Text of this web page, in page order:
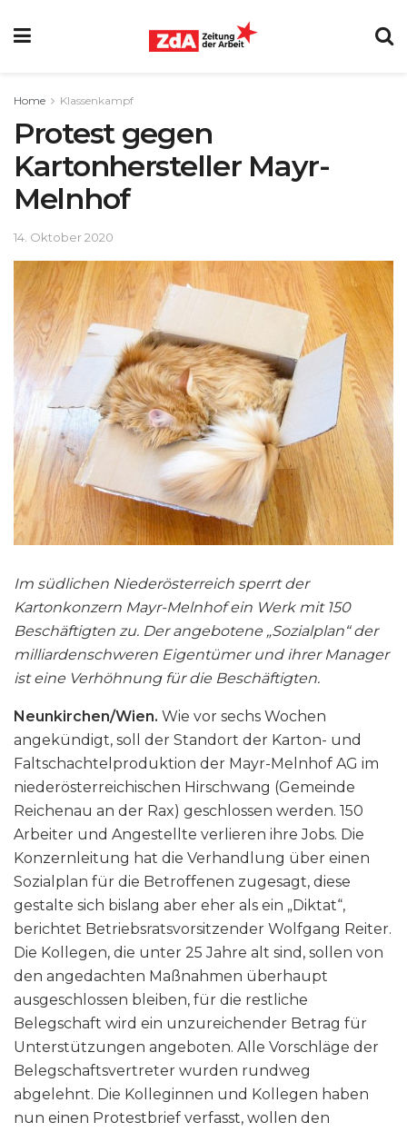
Home Klassenkampf
Protest gegen
Kartonhersteller Mayr-
Melnhof
14. Oktober 2020
Im südlichen Niederösterreich sperrt der
Kartonkonzern Mayr-Melnhof ein Werk mit 150
Beschäftigten zu. Der angebotene „Sozialplan“ der
milliardenschweren Eigentümer und ihrer Manager
ist eine Verhöhnung für die Beschäftigten.
Neunkirchen/Wien. Wie vor sechs Wochen
angekündigt, soll der Standort der Karton- und
Faltschachtelproduktion der Mayr-Melnhof AG im
niederösterreichischen Hirschwang (Gemeinde
Reichenau an der Rax) geschlossen werden. 150
Arbeiter und Angestellte verlieren ihre Jobs. Die
Konzernleitung hat die Verhandlung über einen
Sozialplan für die Betroffenen zugesagt, diese
gestalte sich bislang aber eher als ein „Diktat“,
berichtet Betriebsratsvorsitzender Wolfgang Reiter.
Die Kollegen, die unter 25 Jahre alt sind, sollen von
den angedachten Maßnahmen überhaupt
ausgeschlossen bleiben, für die restliche
Belegschaft wird ein unzureichender Betrag für
Unterstützungen angeboten. Alle Vorschläge der
Belegschaftsvertreter wurden rundweg
abgelehnt. Die Kolleginnen und Kollegen haben
nun einen Protestbrief verfasst, wollen den